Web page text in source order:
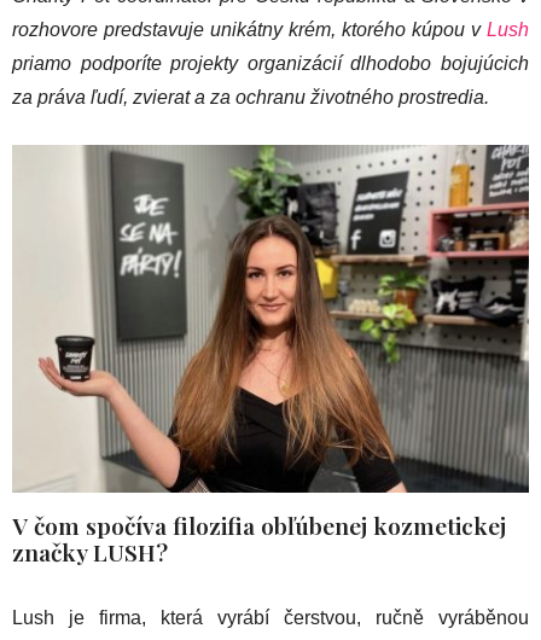
rozhovore predstavuje unikátny krém, ktorého kúpou v Lush
priamo podporíte projekty organizácií dlhodobo bojujúcich
za práva ľudí, zvierat a za ochranu životného prostredia.
V čom spočíva filozifia obľúbenej kozmetickej
značky LUSH?
Lush je firma, která vyrábí čerstvou, ručně vyráběnou